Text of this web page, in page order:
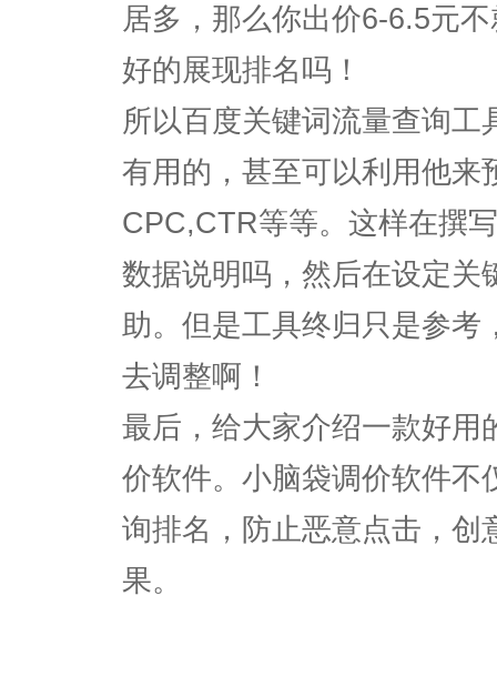
居多，那么你出价6-6.5元
好的展现排名吗！
所以百度关键词流量查询
有用的，甚至可以利用他来
CPC,CTR等等。这样在撰
数据说明吗，然后在设定关
助。但是工具终归只是参
去调整啊！
最后，给大家介绍一款好用
价软件。小脑袋调价软件不
询排名，防止恶意点击，创
果。